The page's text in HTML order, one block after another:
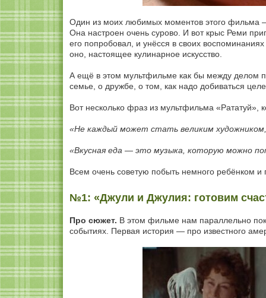
Один из моих любимых моментов этого фильма
Она настроен очень сурово. И вот крыс Реми
его попробовал, и унёсся в своих
оно, настоящее кулинарное искусство.
А ещё в этом мультфильме как бы между делом
семье, о дружбе, о том, как надо добиваться
Вот несколько фраз из мультфильма «Рататуй»,
«Не каждый может стать великим
«Вкусная еда — это музыка, которую можно
Всем очень советую побыть немного ребёнком и
№1: «Джули и Джулия: готовим
Про сюжет. В этом фильме нам параллельно
событиях. Первая история — про известного